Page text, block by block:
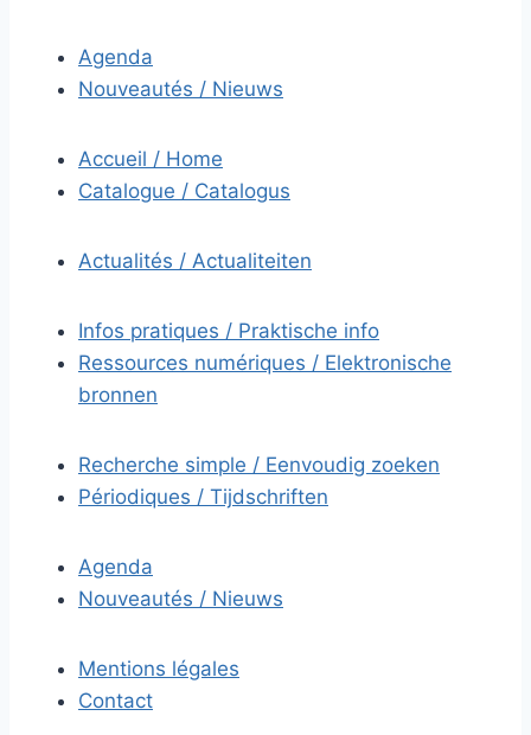
Agenda
Nouveautés / Nieuws
Accueil / Home
Catalogue / Catalogus
Actualités / Actualiteiten
Infos pratiques / Praktische info
Ressources numériques / Elektronische
bronnen
Recherche simple / Eenvoudig zoeken
Périodiques / Tijdschriften
Agenda
Nouveautés / Nieuws
Mentions légales
Contact